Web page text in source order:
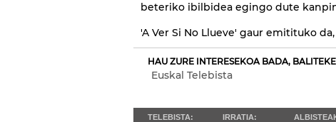
beteriko ibilbidea egingo dute
'A Ver Si No Llueve' gaur emitituko da,
HAU ZURE INTERESEKOA BADA,
Euskal Telebista
TELEBISTA:
IRRATIA: